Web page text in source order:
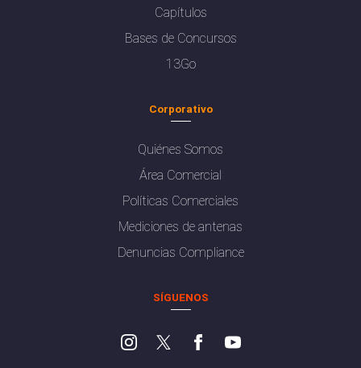
Capítulos
Bases de Concursos
13Go
Corporativo
Quiénes Somos
Área Comercial
Políticas Comerciales
Mediciones de antenas
Denuncias Compliance
SÍGUENOS